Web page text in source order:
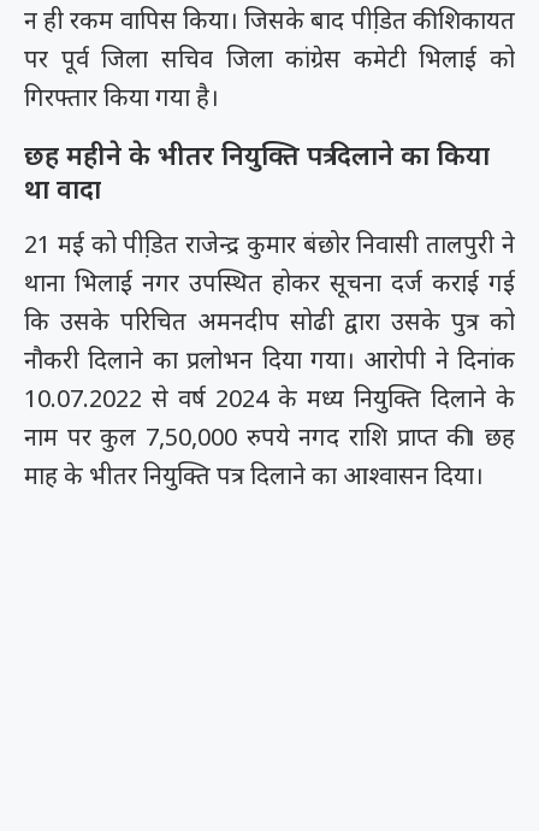
न ही रकम वापिस किया। जिसके बाद पीडि़त की शिकायत
पर पूर्व जिला सचिव जिला कांग्रेस कमेटी भिलाई को
गिरफ्तार किया गया है।
छह महीने के भीतर नियुक्ति पत्र दिलाने का किया
था वादा
21 मई को पीडि़त राजेन्द्र कुमार बंछोर निवासी तालपुरी ने
थाना भिलाई नगर उपस्थित होकर सूचना दर्ज कराई गई
कि उसके परिचित अमनदीप सोढी द्वारा उसके पुत्र को
नौकरी दिलाने का प्रलोभन दिया गया। आरोपी ने दिनांक
10.07.2022 से वर्ष 2024 के मध्य नियुक्ति दिलाने के
नाम पर कुल 7,50,000 रुपये नगद राशि प्राप्त की। छह
माह के भीतर नियुक्ति पत्र दिलाने का आश्वासन दिया।